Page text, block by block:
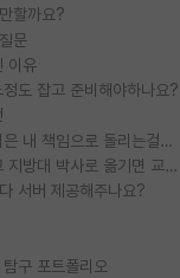
할까요?
문
이유
도 잡고 준비해야하나요?
왜 후배가 못하는걸 교수님은 내 책임으로 돌리는걸까요?
SSH 박사과정을 그만두고 지방대 박사로 옮기면 교수의 꿈은 끝일까요?
서버 제공해주나요?
구 포트폴리오